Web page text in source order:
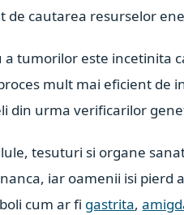
de cautarea resurselor
tumorilor este incetinita
mult mai eficient de
urma verificarilor
tesuturi si organe
iar oamenii isi pierd
cum ar fi gastrita,